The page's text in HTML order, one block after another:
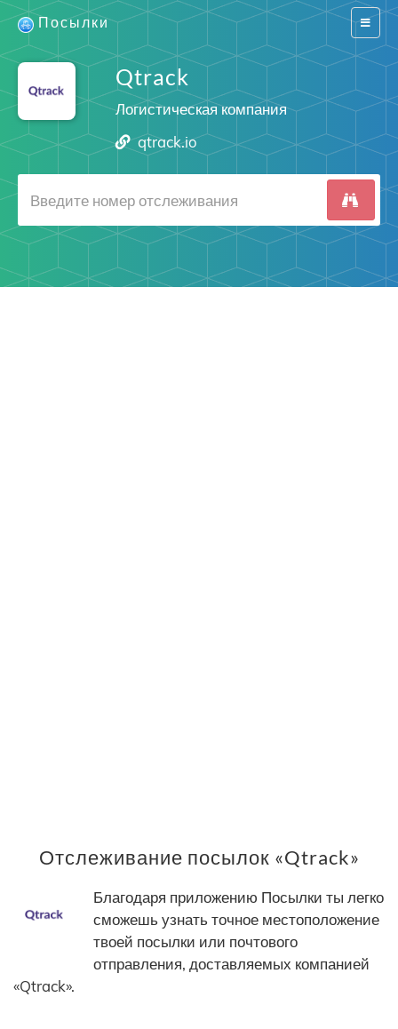
Switch
Посылки
Qtrack
Логистическая компания
qtrack.io
Отслеживание посылок «Qtrack»
Благодаря приложению Посылки ты легко
сможешь узнать точное местоположение
твоей посылки или почтового
отправления, доставляемых компанией
«Qtrack».